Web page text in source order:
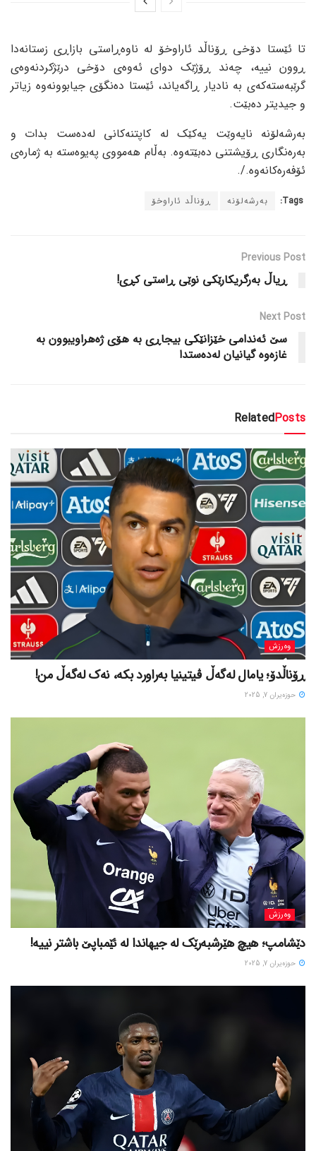
تا ئێستا دۆخی ڕۆناڵد ئاراوخۆ لە ناوەڕاستی بازاڕی زستانەدا
ڕوون نییە، چەند ڕۆژێک دوای ئەوەی دۆخی درێژکردنەوەی
گرێبەستەکەی بە نادیار ڕاگەیاند، ئێستا دەنگۆی جیابوونەوە زیاتر
و جیدیتر دەبێت.
بەرشەلۆنە نایەوێت یەکێک لە کاپتنەکانی لەدەست بدات و
بەرەنگاری ڕۆیشتنی دەبێتەوە. بەڵام هەمووی پەیوەستە بە ژمارەی
ئۆفەرەکانەوە./.
Tags: بەرشەلۆنە ڕۆناڵد ئاراوخۆ
Previous Post
ڕیاڵ بەرگریکارێکی نوێی ڕاستی کڕی!
Next Post
سێ ئەندامی خێزانێکی بیجاڕی بە هۆی ژەهراویبوون بە
غازەوە گیانیان لەدەستدا
RelatedPosts
وەرزش
ڕۆناڵدۆ؛ یامال لەگەڵ ڤیتینیا بەراورد بکە، نەک لەگەڵ من!
حوزه‌یران 7, 2025
وەرزش
دێشامپ؛ هیچ هێرشبەرێک لە جیهاندا لە ئێمباپێ باشتر نییە!
حوزه‌یران 7, 2025